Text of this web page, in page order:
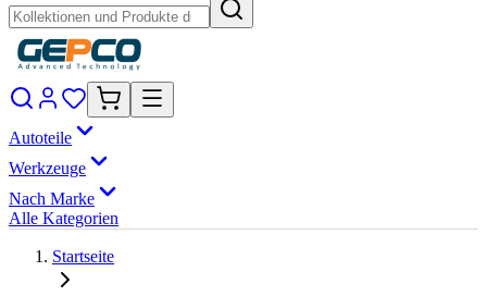
Autoteile
Werkzeuge
Nach Marke
Alle Kategorien
Startseite